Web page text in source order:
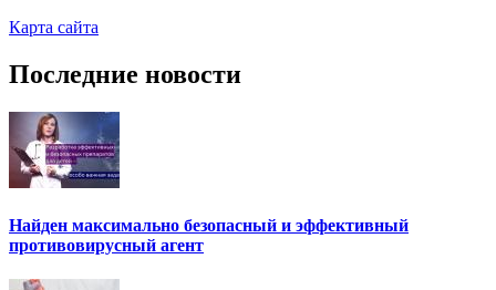
Карта сайта
Последние новости
Найден максимально безопасный и эффективный
противовирусный агент